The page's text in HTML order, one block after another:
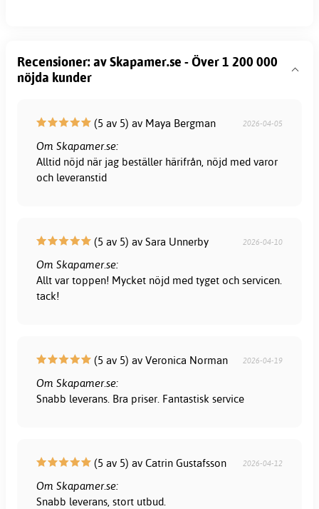
Recensioner: av Skapamer.se - Över 1 200 000
nöjda kunder
(5 av 5) av Maya Bergman 2026-04-05
Om Skapamer.se:
Alltid nöjd när jag beställer härifrån, nöjd med varor
och leveranstid
(5 av 5) av Sara Unnerby 2026-04-10
Om Skapamer.se:
Allt var toppen! Mycket nöjd med tyget och servicen.
tack!
(5 av 5) av Veronica Norman 2026-04-19
Om Skapamer.se:
Snabb leverans. Bra priser. Fantastisk service
(5 av 5) av Catrin Gustafsson 2026-04-12
Om Skapamer.se:
Snabb leverans, stort utbud.